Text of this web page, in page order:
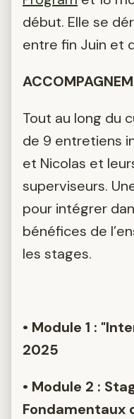
début. Elle se
entre fin Juin et
Tout au long du
de 9 entretiens
et Nicolas et
superviseurs.
pour intégrer
bénéfices de
les stages.
• Module 1 :
2025
• Module 2 :
Fondamentaux